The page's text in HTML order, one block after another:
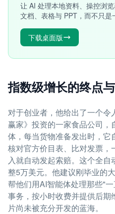
让 AI 处理本地资料、操控浏
文档、表格与 PPT，而不只是
下载桌面版
指数级增长的终点
对于创业者，他给出了一个
赢家》投资的一家食品公司
体，每当货物准备发出时，它
核对官方价目表、比对发票，
入就自动发起索赔。这个全
整5万美元。他建议刚毕业的
帮他们用AI智能体处理那些"
事务，按小时收费并提供后
片尚未被充分开发的蓝海。